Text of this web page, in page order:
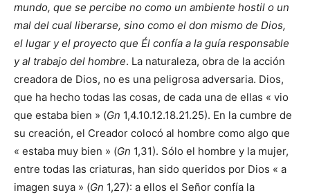
mundo, que se percibe no como un ambiente hostil o un
mal del cual liberarse, sino como el don mismo de Dios,
el lugar y el proyecto que Él confía a la guía responsable
y al trabajo del hombre. La naturaleza, obra de la acción
creadora de Dios, no es una peligrosa adversaria. Dios,
que ha hecho todas las cosas, de cada una de ellas « vio
que estaba bien » (Gn 1,4.10.12.18.21.25). En la cumbre de
su creación, el Creador colocó al hombre como algo que
« estaba muy bien » (Gn 1,31). Sólo el hombre y la mujer,
entre todas las criaturas, han sido queridos por Dios « a
imagen suya » (Gn 1,27): a ellos el Señor confía la